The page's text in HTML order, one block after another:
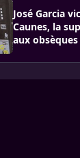
José Garcia
Caunes, la
aux